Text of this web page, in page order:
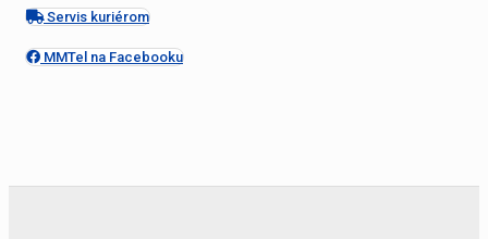
Servis kuriérom
MMTel na Facebooku